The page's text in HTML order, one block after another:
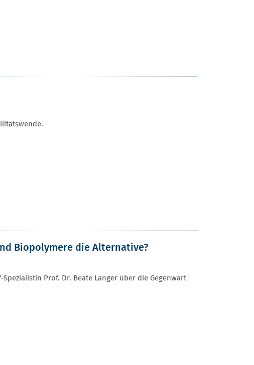
Biopolymere die Alternative?
Prof. Dr. Beate Langer über die Gegenwart